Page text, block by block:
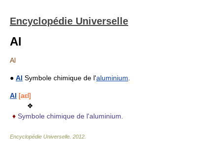
Encyclopédie Universelle
Al
Al
● Al Symbole chimique de l'aluminium
Al [aɛl]
❖
♦ Symbole chimique de l'aluminium.
Encyclopédie Universelle 2012